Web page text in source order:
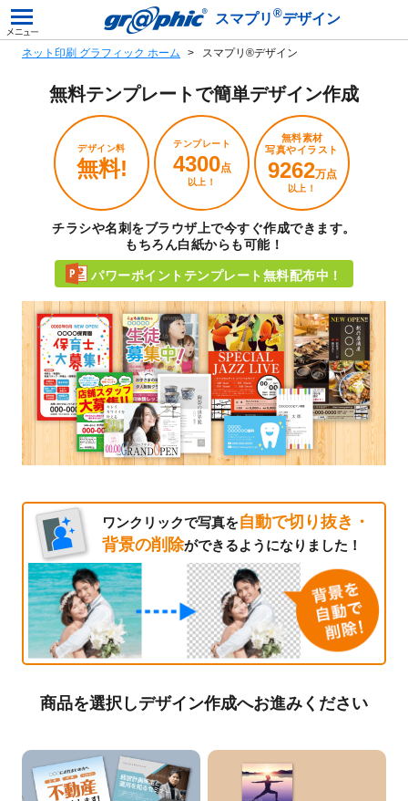
スマプリ ®デザイン
ネット印刷 グラフィック ホーム スマプリ®デザイン
無料テンプレートで簡単デザイン作成
デザイン料
無料!
テンプレート
4300点
以上！
無料素材
写真やイラスト
9262万点
以上！
チラシや名刺をブラウザ上で今すぐ作成できます。
もちろん白紙からも可能！
パワーポイントテンプレート無料配布中！
ワンクリックで写真を自動で切り抜き・
背景の削除ができるようになりました！
商品を選択しデザイン作成へお進みください